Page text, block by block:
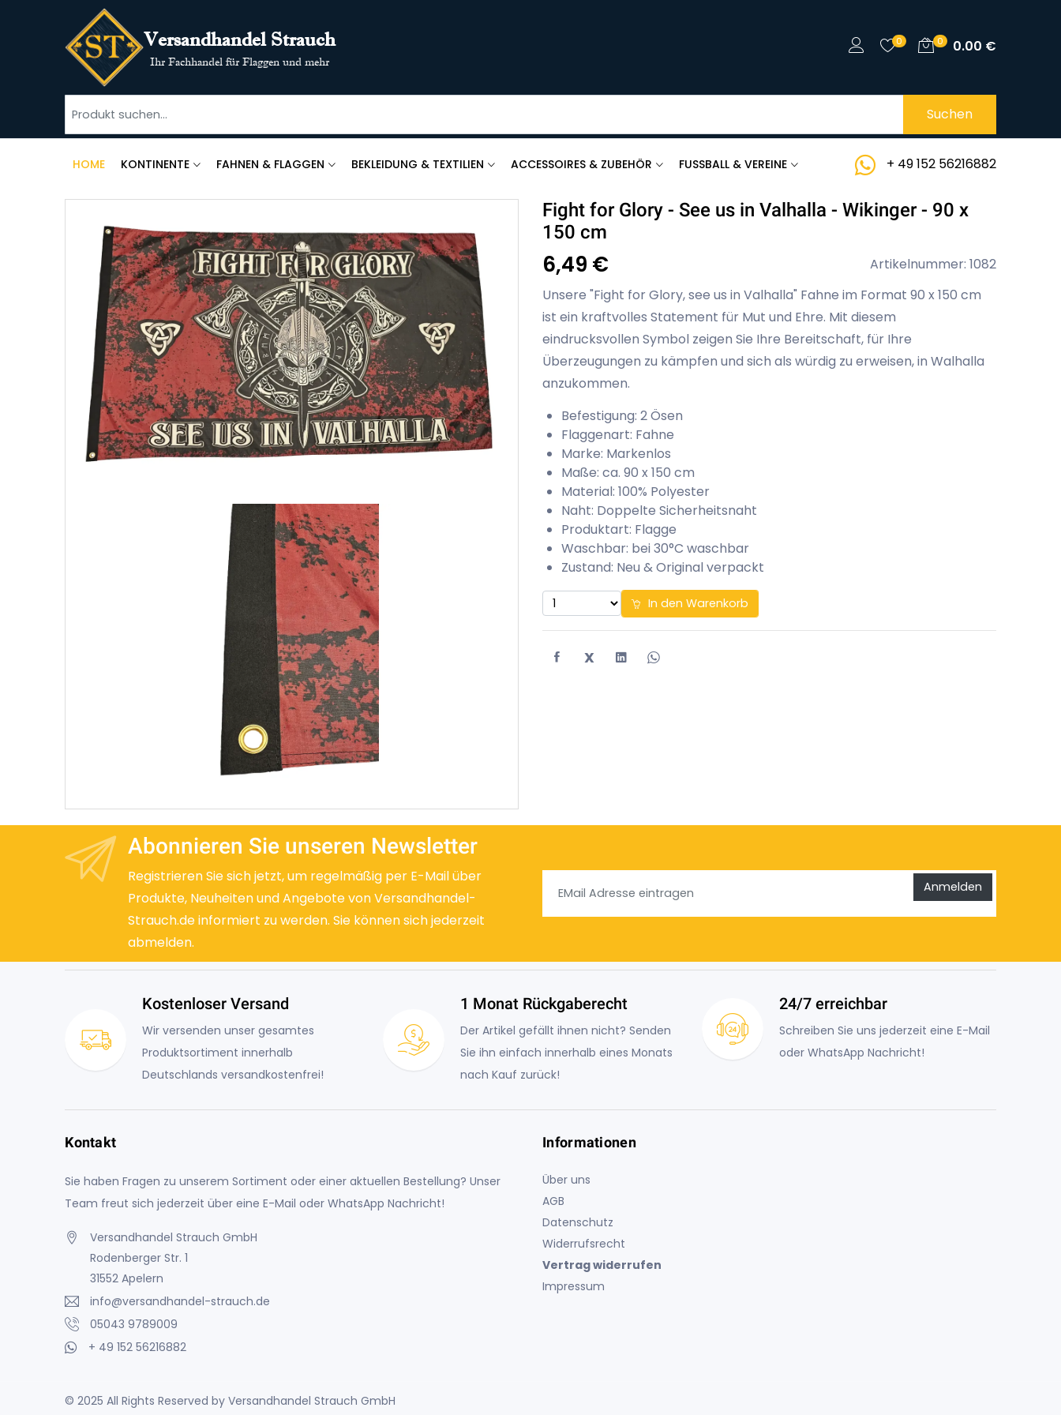
Versandhandel Strauch
Ihr Fachhandel für Flaggen und mehr
0 0 0.00 €
Suchen
HOME KONTINENTE FAHNEN & FLAGGEN BEKLEIDUNG & TEXTILIEN ACCESSOIRES & ZUBEHÖR FUSSBALL & VEREINE + 49 152 56216882
Fight for Glory - See us in Valhalla - Wikinger - 90 x
150 cm
6,49 €
Artikelnummer: 1082
Unsere "Fight for Glory, see us in Valhalla" Fahne im Format 90 x 150 cm
ist ein kraftvolles Statement für Mut und Ehre. Mit diesem
eindrucksvollen Symbol zeigen Sie Ihre Bereitschaft, für Ihre
Überzeugungen zu kämpfen und sich als würdig zu erweisen, in Walhalla
anzukommen.
Befestigung: 2 Ösen
Flaggenart: Fahne
Marke: Markenlos
Maße: ca. 90 x 150 cm
Material: 100% Polyester
Naht: Doppelte Sicherheitsnaht
Produktart: Flagge
Waschbar: bei 30°C waschbar
Zustand: Neu & Original verpackt
In den Warenkorb
X
Abonnieren Sie unseren Newsletter
Registrieren Sie sich jetzt, um regelmäßig per E-Mail über
Produkte, Neuheiten und Angebote von Versandhandel-
Strauch.de informiert zu werden. Sie können sich jederzeit
abmelden.
Anmelden
Kostenloser Versand
Wir versenden unser gesamtes
Produktsortiment innerhalb
Deutschlands versandkostenfrei!
1 Monat Rückgaberecht
Der Artikel gefällt ihnen nicht? Senden
Sie ihn einfach innerhalb eines Monats
nach Kauf zurück!
24/7 erreichbar
Schreiben Sie uns jederzeit eine E-Mail
oder WhatsApp Nachricht!
Kontakt
Sie haben Fragen zu unserem Sortiment oder einer aktuellen Bestellung? Unser
Team freut sich jederzeit über eine E-Mail oder WhatsApp Nachricht!
Versandhandel Strauch GmbH
Rodenberger Str. 1
31552 Apelern
info@versandhandel-strauch.de
05043 9789009
+ 49 152 56216882
Informationen
Über uns
AGB
Datenschutz
Widerrufsrecht
Vertrag widerrufen
Impressum
© 2025 All Rights Reserved by Versandhandel Strauch GmbH